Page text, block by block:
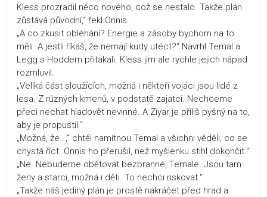
Kless prozradil něco nového, což se nestalo. Takže plán
zůstává původní,“ řekl Onnis.
„A co zkusit obléhání? Energie a zásoby bychom na to
měli. A jestli říkáš, že nemají kudy utéct?“ Navrhl Temal a
Legg s Hoddem přitakali. Kless jim ale rychle jejich nápad
rozmluvil.
„Veliká část sloužících, možná i někteří vojáci jsou lidé z
lesa. Z různých kmenů, v podstatě zajatci. Nechceme
přeci nechat hladovět nevinné. A Ziyar je příliš pyšný na to,
aby je propustil.“
„Možná, že…,“ chtěl namítnou Temal a všichni věděli, co se
chystá říct. Onnis ho přerušil, než myšlenku stihl dokončit.“
„Ne. Nebudeme obětovat bezbranné, Temale. Jsou tam
ženy a starci, možná i děti. To nechci riskovat.“
„Takže náš jediný plán je prostě nakráčet před hrad a